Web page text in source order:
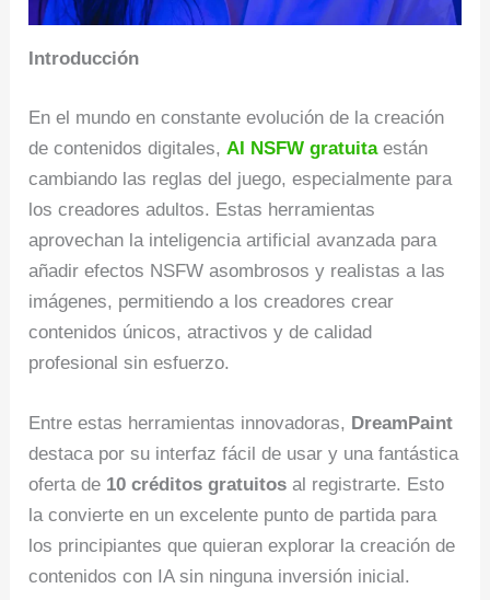
Introducción
En el mundo en constante evolución de la creación
de contenidos digitales, AI NSFW gratuita están
cambiando las reglas del juego, especialmente para
los creadores adultos. Estas herramientas
aprovechan la inteligencia artificial avanzada para
añadir efectos NSFW asombrosos y realistas a las
imágenes, permitiendo a los creadores crear
contenidos únicos, atractivos y de calidad
profesional sin esfuerzo.
Entre estas herramientas innovadoras, DreamPaint
destaca por su interfaz fácil de usar y una fantástica
oferta de 10 créditos gratuitos al registrarte. Esto
la convierte en un excelente punto de partida para
los principiantes que quieran explorar la creación de
contenidos con IA sin ninguna inversión inicial.